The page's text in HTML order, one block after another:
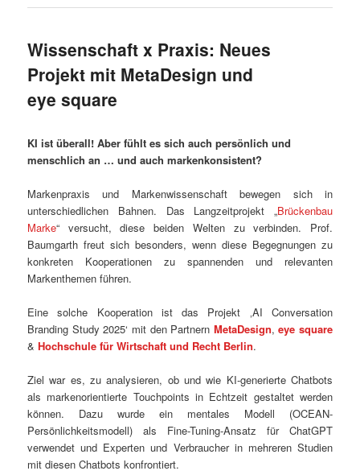
Wissenschaft x Praxis: Neues
Projekt mit MetaDesign und
eye square
KI ist überall! Aber fühlt es sich auch persönlich und
menschlich an … und auch markenkonsistent?
Markenpraxis und Markenwissenschaft bewegen sich in
unterschiedlichen Bahnen. Das Langzeitprojekt „Brückenbau
Marke“ versucht, diese beiden Welten zu verbinden. Prof.
Baumgarth freut sich besonders, wenn diese Begegnungen zu
konkreten Kooperationen zu spannenden und relevanten
Markenthemen führen.
Eine solche Kooperation ist das Projekt ‚AI Conversation
Branding Study 2025‘ mit den Partnern MetaDesign,eye square
&Hochschule für Wirtschaft und Recht Berlin.
Ziel war es, zu analysieren, ob und wie KI-generierte Chatbots
als markenorientierte Touchpoints in Echtzeit gestaltet werden
können. Dazu wurde ein mentales Modell (OCEAN-
Persönlichkeitsmodell) als Fine-Tuning-Ansatz für ChatGPT
verwendet und Experten und Verbraucher in mehreren Studien
mit diesen Chatbots konfrontiert.